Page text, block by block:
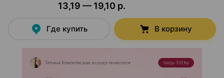
13,19 — 19,10 р.
Где купить В корзину